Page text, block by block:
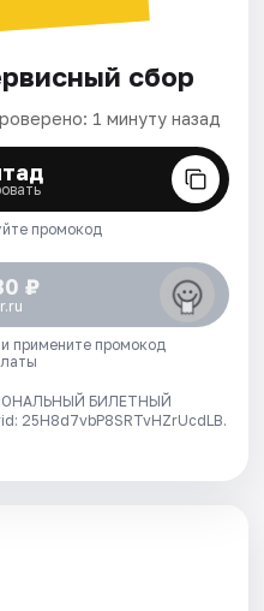
сбор
1 минуту назад
промокод
₽
примените промокод
БИЛЕТНЫЙ
25H8d7vbP8SRTvHZrUcdLB.